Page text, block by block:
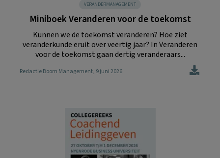
VERANDERMANAGEMENT
Miniboek Veranderen voor de toekomst
Kunnen we de toekomst veranderen? Hoe ziet
veranderkunde eruit over veertig jaar? In Veranderen
voor de toekomst gaan dertig veranderaars...
Redactie Boom Management, 9 juni 2026